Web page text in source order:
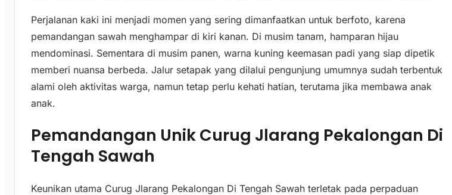
Perjalanan kaki ini menjadi momen yang sering dimanfaatkan untuk berfoto, karena
pemandangan sawah menghampar di kiri kanan. Di musim tanam, hamparan hijau
mendominasi. Sementara di musim panen, warna kuning keemasan padi yang siap dipetik
memberi nuansa berbeda. Jalur setapak yang dilalui pengunjung umumnya sudah terbentuk
alami oleh aktivitas warga, namun tetap perlu kehati hatian, terutama jika membawa anak
anak.
Pemandangan Unik Curug Jlarang Pekalongan Di
Tengah Sawah
Keunikan utama Curug Jlarang Pekalongan Di Tengah Sawah terletak pada perpaduan